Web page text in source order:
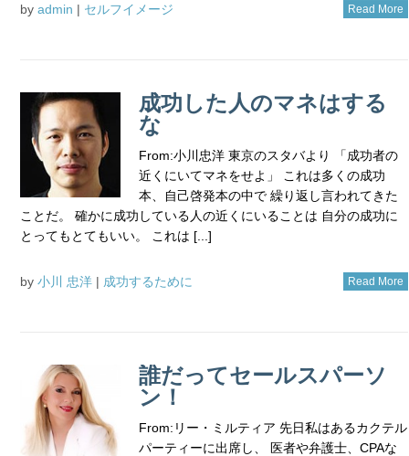
by admin | セルフイメージ Read More
成功した人のマネはする
な
From:小川忠洋 東京のスタバより 「成功者の
近くにいてマネをせよ」 これは多くの成功
本、自己啓発本の中で 繰り返し言われてきた
ことだ。 確かに成功している人の近くにいることは 自分の成功に
とってもとてもいい。 これは [...]
by 小川 忠洋 | 成功するために Read More
誰だってセールスパーソ
ン！
From:リー・ミルティア 先日私はあるカクテル
パーティーに出席し、 医者や弁護士、CPAな